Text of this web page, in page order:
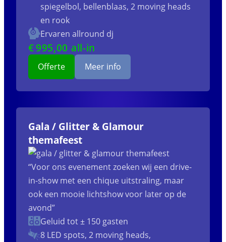
spiegelbol, bellenblaas, 2 moving heads
en rook
Ervaren allround dj
€995,00 all-in
Offerte Meer info
Gala / Glitter & Glamour
themafeest
“Voor ons evenement zoeken wij een drive-
in-show met een chique uitstraling, maar
ook een mooie lichtshow voor later op de
avond”
Geluid tot ± 150 gasten
8 LED spots, 2 moving heads,